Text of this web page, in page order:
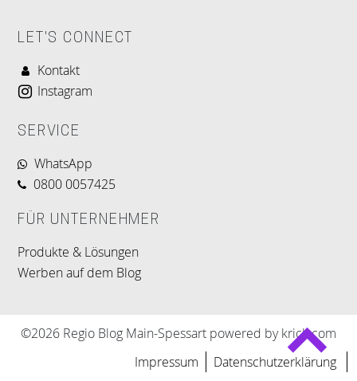
LET'S CONNECT
Kontakt
Instagram
SERVICE
WhatsApp
0800 0057425
FÜR UNTERNEHMER
Produkte & Lösungen
Werben auf dem Blog
©2026 Regio Blog Main-Spessart powered by krick.com
Impressum
Datenschutzerklärung